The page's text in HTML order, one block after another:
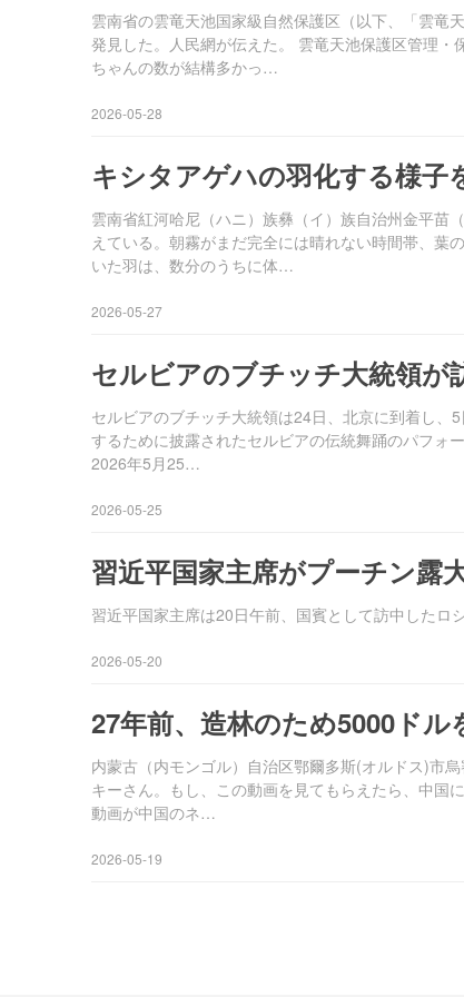
雲南省の雲竜天池国家級自然保護区（以下、「雲竜
発見した。人民網が伝えた。 雲竜天池保護区管理
ちゃんの数が結構多かっ…
2026-05-28
キシタアゲハの羽化する様
雲南省紅河哈尼（ハニ）族彝（イ）族自治州金平苗
えている。朝霧がまだ完全には晴れない時間帯、葉
いた羽は、数分のうちに体…
2026-05-27
セルビアのブチッチ大統領が
セルビアのブチッチ大統領は24日、北京に到着し
するために披露されたセルビアの伝統舞踊のパフォ
2026年5月25…
2026-05-25
習近平国家主席がプーチン露
習近平国家主席は20日午前、国賓として訪中した
2026-05-20
27年前、造林のため5000ド
内蒙古（内モンゴル）自治区鄂爾多斯(オルドス)市
キーさん。もし、この動画を見てもらえたら、中国
動画が中国のネ…
2026-05-19